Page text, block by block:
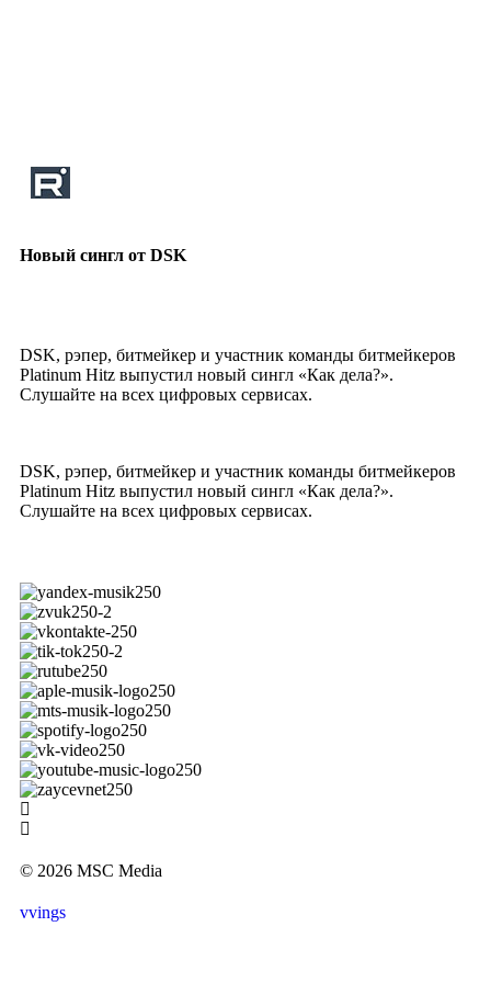
Новый сингл от DSK
DSK, рэпер, битмейкер и участник команды битмейкеров
Platinum Hitz выпустил новый сингл «Как дела?».
Слушайте на всех цифровых сервисах.
DSK, рэпер, битмейкер и участник команды битмейкеров
Platinum Hitz выпустил новый сингл «Как дела?».
Слушайте на всех цифровых сервисах.
© 2026 MSC Media
vvings